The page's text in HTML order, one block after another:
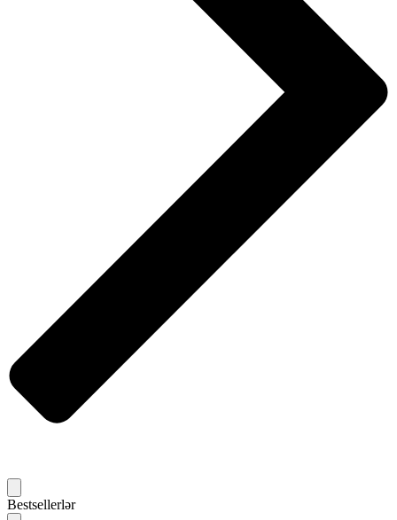
Bestsellerlər